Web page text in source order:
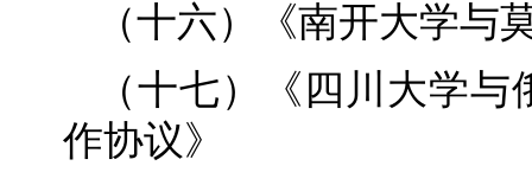
（十六）《南开大学与
（十七）《四川大学
作协议》